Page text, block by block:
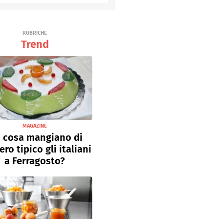
RUBRICHE
Trend
MAGAZINE
cosa mangiano di
tipico gli italiani
a Ferragosto?